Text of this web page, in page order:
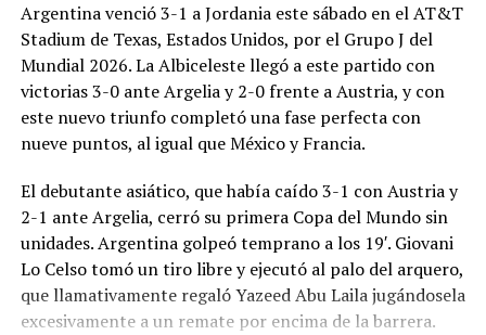
Argentina venció 3-1 a Jordania este sábado en el AT&T
Stadium de Texas, Estados Unidos, por el Grupo J del
Mundial 2026. La Albiceleste llegó a este partido con
victorias 3-0 ante Argelia y 2-0 frente a Austria, y con
este nuevo triunfo completó una fase perfecta con
nueve puntos, al igual que México y Francia.
El debutante asiático, que había caído 3-1 con Austria y
2-1 ante Argelia, cerró su primera Copa del Mundo sin
unidades. Argentina golpeó temprano a los 19′. Giovani
Lo Celso tomó un tiro libre y ejecutó al palo del arquero,
que llamativamente regaló Yazeed Abu Laila jugándosela
excesivamente a un remate por encima de la barrera.